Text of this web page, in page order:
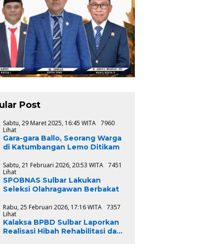
Post
Sabtu, 29 Maret 2025, 16:45 WITA
7960
Lihat
Gara-gara Ballo, Seorang Warga
di Katumbangan Lemo Ditikam
Sabtu, 21 Februari 2026, 20:53 WITA
7451
Lihat
SPOBNAS Sulbar Lakukan
Seleksi Olahragawan Berbakat
Rabu, 25 Februari 2026, 17:16 WITA
7357
Lihat
Kalaksa BPBD Sulbar Laporkan
Realisasi Hibah Rehabilitasi dan